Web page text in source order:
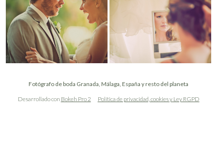
Fotógrafo de boda Granada, Málaga, España y resto del planeta
Desarrollado con Bokeh Pro 2 Política de privacidad, cookies y Ley RGPD